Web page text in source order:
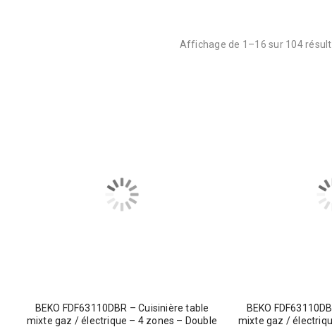
Affichage de 1–16 sur 104
BEKO FDF63110DBR – Cuisinière table
mixte gaz / électrique – 4 zones – Double
BEKO
mixte gaz /